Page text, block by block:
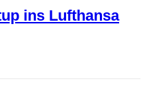
ins Lufthansa